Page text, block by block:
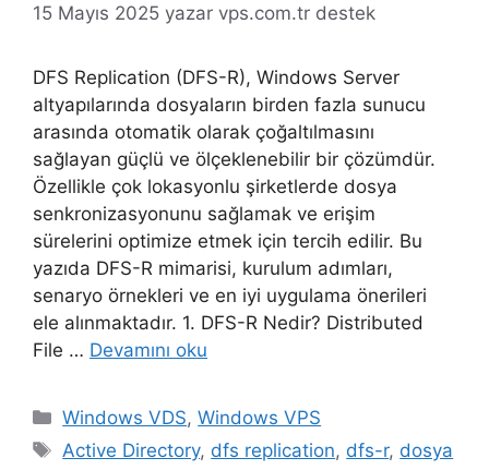
15 Mayıs 2025 yazar vps.com.tr destek
DFS Replication (DFS-R), Windows Server
altyapılarında dosyaların birden fazla sunucu
arasında otomatik olarak çoğaltılmasını
sağlayan güçlü ve ölçeklenebilir bir çözümdür.
Özellikle çok lokasyonlu şirketlerde dosya
senkronizasyonunu sağlamak ve erişim
sürelerini optimize etmek için tercih edilir. Bu
yazıda DFS-R mimarisi, kurulum adımları,
senaryo örnekleri ve en iyi uygulama önerileri
ele alınmaktadır. 1. DFS-R Nedir? Distributed
File … Devamını oku
Kategoriler
Windows VDS,Windows VPS
Etiketler
Active Directory, dfs replication, dfs-r, dosya